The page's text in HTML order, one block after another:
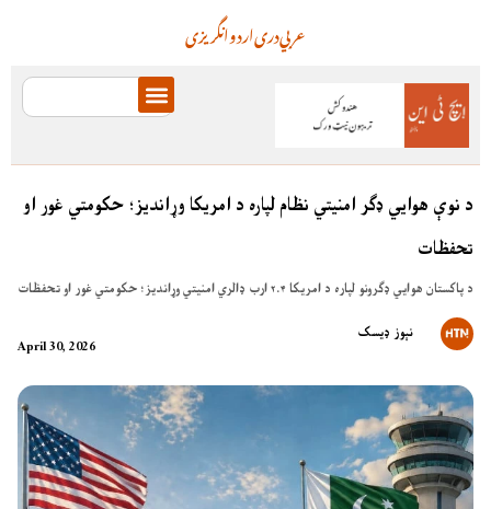
انگریزیاردودریعربي
د نوې هوايي ډګر امنیتي نظام لپاره د امریکا وړاندیز؛ حکومتي غور او
تحفظات
د پاکستان هوايي ډګرونو لپاره د امریکا ۲.۴ ارب ډالري امنیتي وړاندیز؛ حکومتي غور او تحفظات
April 30, 2026
نېوز ډیسک